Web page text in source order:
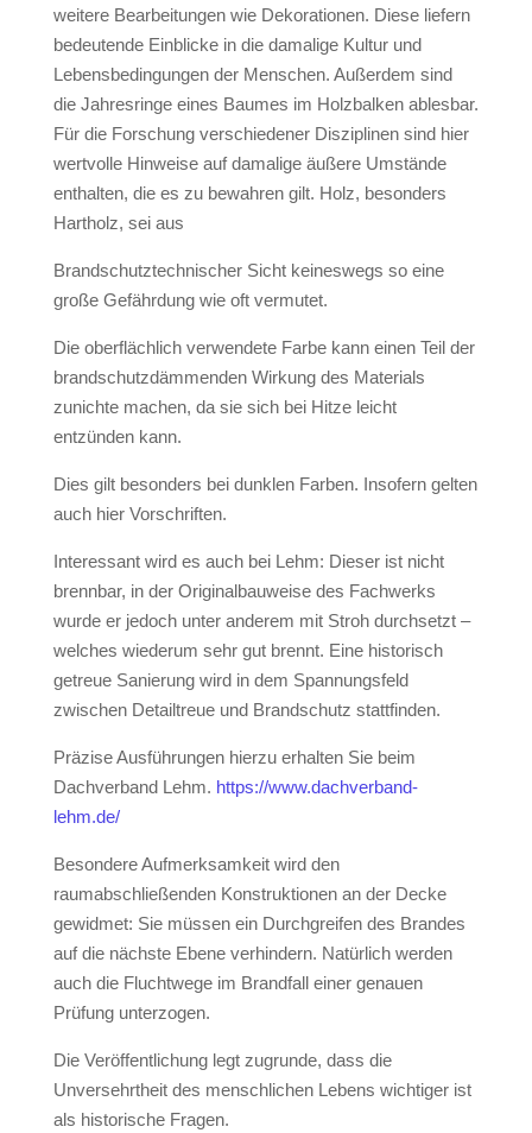
weitere Bearbeitungen wie Dekorationen. Diese liefern
bedeutende Einblicke in die damalige Kultur und
Lebensbedingungen der Menschen. Außerdem sind
die Jahresringe eines Baumes im Holzbalken ablesbar.
Für die Forschung verschiedener Disziplinen sind hier
wertvolle Hinweise auf damalige äußere Umstände
enthalten, die es zu bewahren gilt. Holz, besonders
Hartholz, sei aus
Brandschutztechnischer Sicht keineswegs so eine
große Gefährdung wie oft vermutet.
Die oberflächlich verwendete Farbe kann einen Teil der
brandschutzdämmenden Wirkung des Materials
zunichte machen, da sie sich bei Hitze leicht
entzünden kann.
Dies gilt besonders bei dunklen Farben. Insofern gelten
auch hier Vorschriften.
Interessant wird es auch bei Lehm: Dieser ist nicht
brennbar, in der Originalbauweise des Fachwerks
wurde er jedoch unter anderem mit Stroh durchsetzt –
welches wiederum sehr gut brennt. Eine historisch
getreue Sanierung wird in dem Spannungsfeld
zwischen Detailtreue und Brandschutz stattfinden.
Präzise Ausführungen hierzu erhalten Sie beim
Dachverband Lehm. https://www.dachverband-
lehm.de/
Besondere Aufmerksamkeit wird den
raumabschließenden Konstruktionen an der Decke
gewidmet: Sie müssen ein Durchgreifen des Brandes
auf die nächste Ebene verhindern. Natürlich werden
auch die Fluchtwege im Brandfall einer genauen
Prüfung unterzogen.
Die Veröffentlichung legt zugrunde, dass die
Unversehrtheit des menschlichen Lebens wichtiger ist
als historische Fragen.